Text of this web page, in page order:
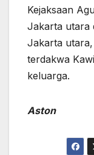
Kejaksaan
Jakarta utara
Jakarta
terdakwa
keluarga.
Aston